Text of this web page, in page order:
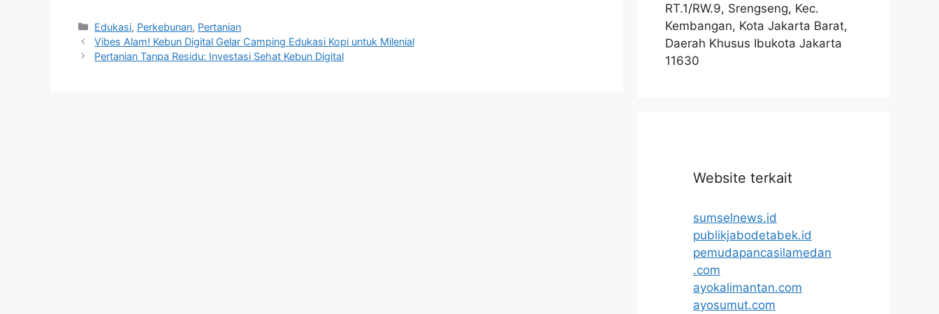
Kategori
Edukasi, Perkebunan, Pertanian
Vibes Alam! Kebun Digital Gelar Camping Edukasi Kopi untuk Milenial
Pertanian Tanpa Residu: Investasi Sehat Kebun Digital
RT.1/RW.9, Srengseng, Kec.
Kembangan, Kota Jakarta Barat,
Daerah Khusus Ibukota Jakarta
11630
Website terkait
sumselnews.id
publikjabodetabek.id
pemudapancasilamedan
.com
ayokalimantan.com
ayosumut.com